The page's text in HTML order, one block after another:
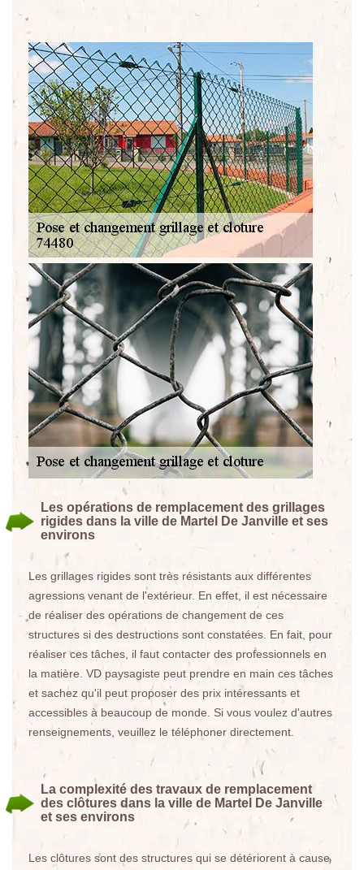
Les opérations de remplacement des grillages
rigides dans la ville de Martel De Janville et ses
environs
Les grillages rigides sont très résistants aux différentes
agressions venant de l'extérieur. En effet, il est nécessaire
de réaliser des opérations de changement de ces
structures si des destructions sont constatées. En fait, pour
réaliser ces tâches, il faut contacter des professionnels en
la matière. VD paysagiste peut prendre en main ces tâches
et sachez qu'il peut proposer des prix intéressants et
accessibles à beaucoup de monde. Si vous voulez d'autres
renseignements, veuillez le téléphoner directement.
La complexité des travaux de remplacement
des clôtures dans la ville de Martel De Janville
et ses environs
Les clôtures sont des structures qui se détériorent à cause